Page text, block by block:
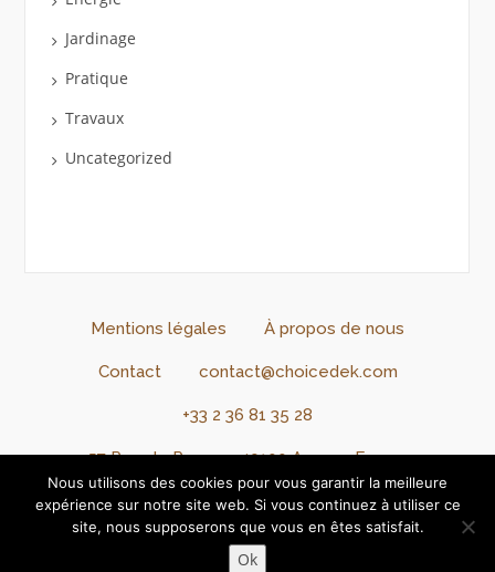
Jardinage
Pratique
Travaux
Uncategorized
Mentions légales À propos de nous
Contact contact@choicedek.com
+33 2 36 81 35 28
57 Rue de Rennes, 49100 Angers, France
Connexion Inscription
Copyright @2024 - @ChoiceDek. Tous droits réservés.
Nous utilisons des cookies pour vous garantir la meilleure
expérience sur notre site web. Si vous continuez à utiliser ce
site, nous supposerons que vous en êtes satisfait.
Ok